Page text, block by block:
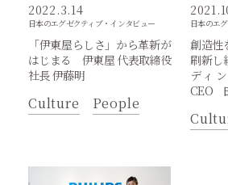
2022.3.14
日本のエグゼクティブ・インタビュー
「伊東屋らしさ」から革新が
はじまる 伊東屋 代表取締役
社長 伊藤明
Culture People
日本のエ
創造性
刷新
ディ
CEO